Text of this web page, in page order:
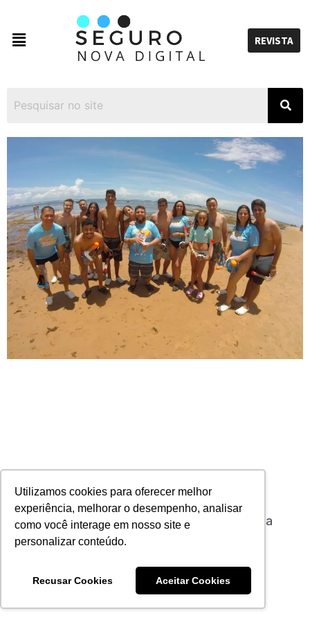
Utilizamos cookies para oferecer melhor
experiência, melhorar o desempenho, analisar
como você interage em nosso site e
personalizar conteúdo.
Recusar Cookies Aceitar Cookies
REVISTA
Corretores são premiados com viagens para
Costa do Sauípe
03/03/2020 1 comentário